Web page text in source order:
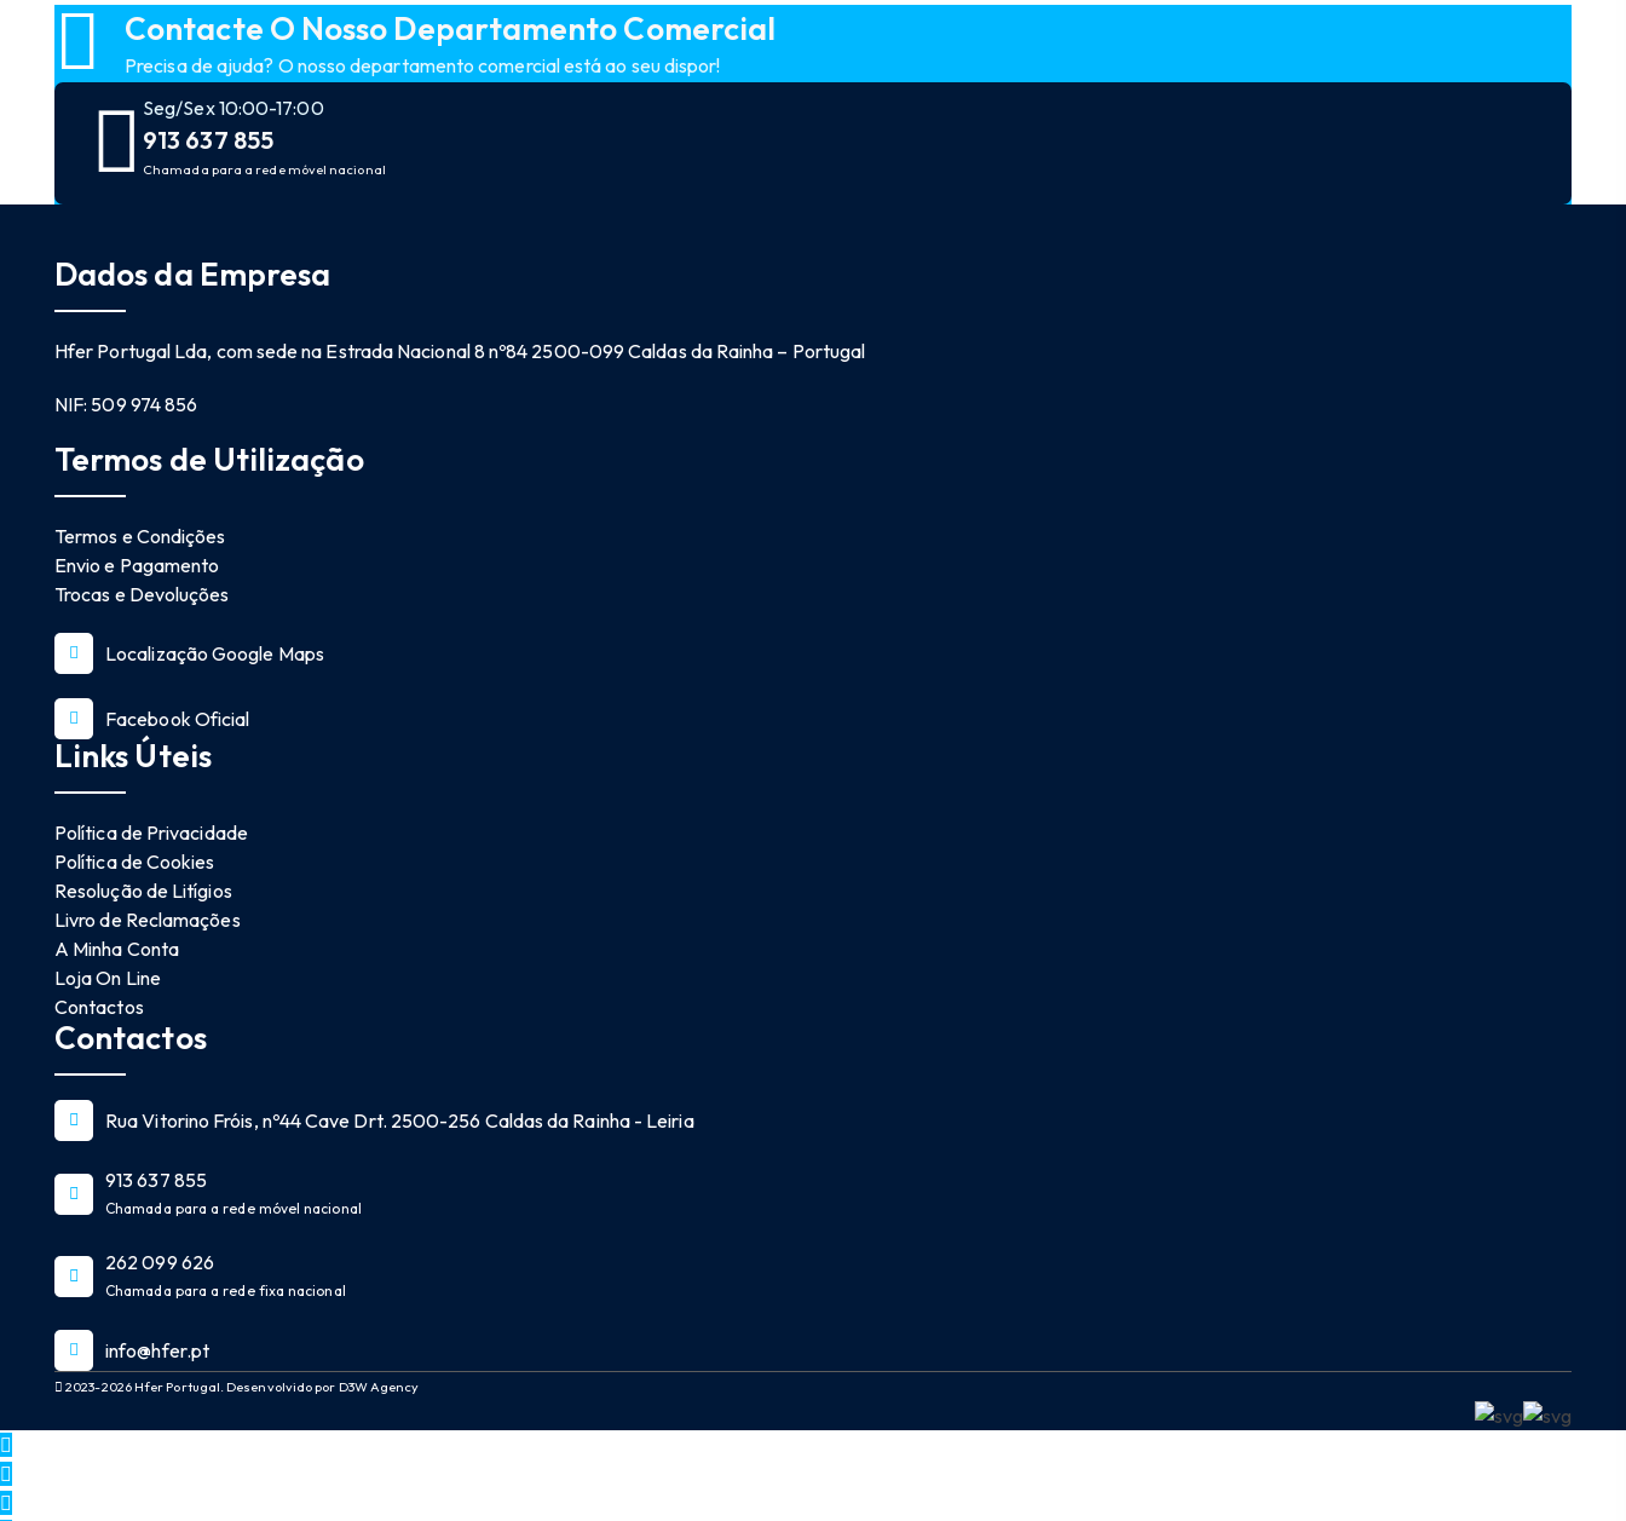
Contacte O Nosso Departamento Comercial
Precisa de ajuda? O nosso departamento comercial está ao seu dispor!
Seg/Sex 10:00-17:00
913 637 855
Chamada para a rede móvel nacional
Dados da Empresa
Hfer Portugal Lda, com sede na Estrada Nacional 8 nº84 2500-099 Caldas da Rainha – Portugal
NIF: 509 974 856
Termos de Utilização
Termos e Condições
Envio e Pagamento
Trocas e Devoluções
Localização Google Maps
Facebook Oficial
Links Úteis
Política de Privacidade
Política de Cookies
Resolução de Litígios
Livro de Reclamações
A Minha Conta
Loja On Line
Contactos
Contactos
Rua Vitorino Fróis, nº44 Cave Drt. 2500-256 Caldas da Rainha - Leiria
913 637 855
Chamada para a rede móvel nacional
262 099 626
Chamada para a rede fixa nacional
info@hfer.pt
2023-2026 Hfer Portugal. Desenvolvido por D3W Agency